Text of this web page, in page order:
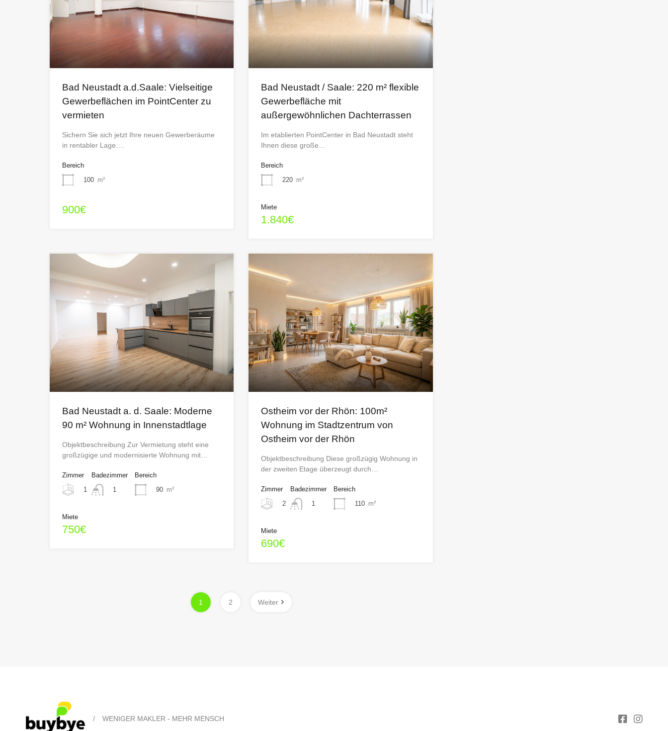
Bad Neustadt a.d.Saale: Vielseitige
Gewerbeflächen im PointCenter zu
vermieten
Sichern Sie sich jetzt Ihre neuen Gewerberäume
in rentabler Lage.…
Bereich
100 m²
900€
Bad Neustadt / Saale: 220 m² flexible
Gewerbefläche mit
außergewöhnlichen Dachterrassen
Im etablierten PointCenter in Bad Neustadt steht
Ihnen diese große…
Bereich
220 m²
Miete
1.840€
Bad Neustadt a. d. Saale: Moderne
90 m² Wohnung in Innenstadtlage
Objektbeschreibung Zur Vermietung steht eine
großzügige und modernisierte Wohnung mit…
Zimmer
1
Badezimmer
1
Bereich
90 m²
Miete
750€
Ostheim vor der Rhön: 100m²
Wohnung im Stadtzentrum von
Ostheim vor der Rhön
Objektbeschreibung Diese großzügig Wohnung in
der zweiten Etage überzeugt durch…
Zimmer
2
Badezimmer
1
Bereich
110 m²
Miete
690€
1 2 Weiter
/ WENIGER MAKLER - MEHR MENSCH